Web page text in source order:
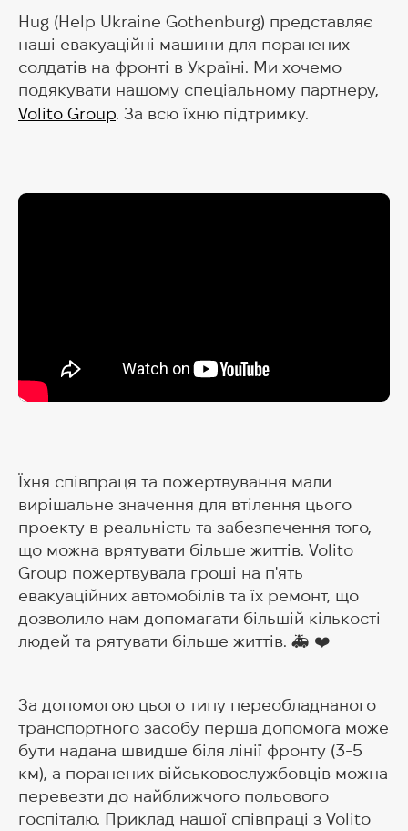
Hug (Help Ukraine Gothenburg) представляє
наші евакуаційні машини для поранених
солдатів на фронті в Україні. Ми хочемо
подякувати нашому спеціальному партнеру,
Volito Group. За всю їхню підтримку.
Їхня співпраця та пожертвування мали
вирішальне значення для втілення цього
проекту в реальність та забезпечення того,
що можна врятувати більше життів. Volito
Group пожертвувала гроші на п'ять
евакуаційних автомобілів та їх ремонт, що
дозволило нам допомагати більшій кількості
людей та рятувати більше життів. 🚑 ❤️
За допомогою цього типу переобладнаного
транспортного засобу перша допомога може
бути надана швидше біля лінії фронту (3-5
км), а поранених військовослужбовців можна
перевезти до найближчого польового
госпіталю. Приклад нашої співпраці з Volito